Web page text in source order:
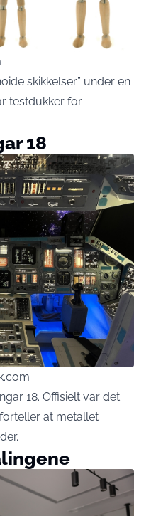
skikkelser” under en
testdukker for
18
18. Offisielt var det
at metallet